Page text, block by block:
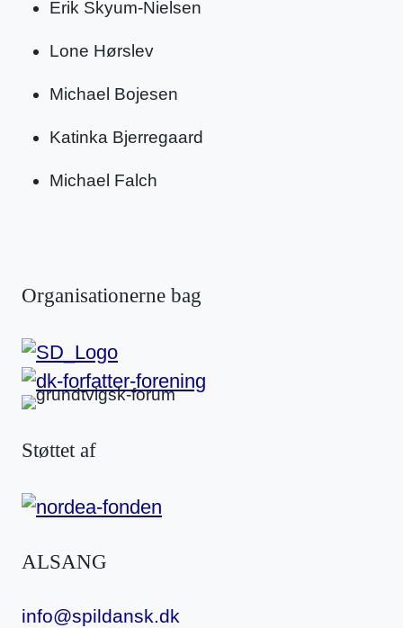
Erik Skyum-Nielsen
Lone Hørslev
Michael Bojesen
Katinka Bjerregaard
Michael Falch
Organisationerne bag
Støttet af
ALSANG
info@spildansk.dk